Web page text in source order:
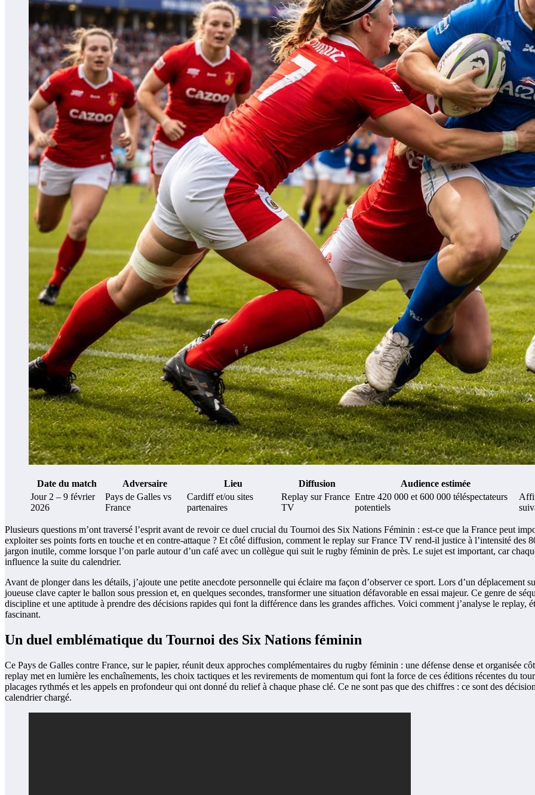
Date du match Adversaire Lieu Diffusion
Audience estimée
Jour 2 – 9 février
2026
Pays de Galles vs
France
Cardiff et/ou sites
partenaires
Replay sur France
TV
Entre 420 000 et 600 000 téléspectateurs
potentiels
Plusieurs questions m’ont traversé l’esprit avant de revoir ce duel crucial du Tournoi des Six Nations Féminin : est-ce que la France peut
exploiter ses points forts en touche et en contre-attaque ? Et côté diffusion, comment le replay sur France TV rend-il justice à l’intensité des
jargon inutile, comme lorsque l’on parle autour d’un café avec un collègue qui suit le rugby féminin de près. Le sujet est important, car
influence la suite du calendrier.
Avant de plonger dans les détails, j’ajoute une petite anecdote personnelle qui éclaire ma façon d’observer ce sport. Lors d’un déplacement
joueuse clave capter le ballon sous pression et, en quelques secondes, transformer une situation défavorable en essai majeur. Ce genre de
discipline et une aptitude à prendre des décisions rapides qui font la différence dans les grandes affiches. Voici comment j’analyse le replay,
fascinant.
Un duel emblématique du Tournoi des Six Nations féminin
Ce Pays de Galles contre France, sur le papier, réunit deux approches complémentaires du rugby féminin : une défense dense et organisée
replay met en lumière les enchaînements, les choix tactiques et les revirements de momentum qui font la force de ces éditions récentes du
placages rythmés et les appels en profondeur qui ont donné du relief à chaque phase clé. Ce ne sont pas que des chiffres : ce sont des
calendrier chargé.